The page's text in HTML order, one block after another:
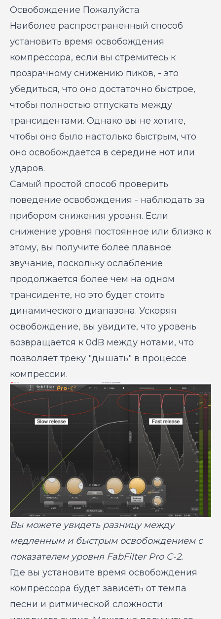
Освобождение Пожалуйста
Наиболее распространенный способ
установить время освобождения
компрессора, если вы стремитесь к
прозрачному снижению пиков, - это
убедиться, что оно достаточно быстрое,
чтобы полностью отпускать между
трансидентами. Однако вы не хотите,
чтобы оно было настолько быстрым, что
оно освобождается в середине нот или
ударов.
Самый простой способ проверить
поведение освобождения - наблюдать за
прибором снижения уровня. Если
снижение уровня постоянное или близко к
этому, вы получите более плавное
звучание, поскольку ослабление
продолжается более чем на одном
трансиденте, но это будет стоить
динамического диапазона. Ускоряя
освобождение, вы увидите, что уровень
возвращается к 0dB между нотами, что
позволяет треку "дышать" в процессе
компрессии.
Вы можете увидеть разницу между
медленным и быстрым освобождением с
показателем уровня FabFilter Pro C-2.
Где вы установите время освобождения
компрессора будет зависеть от темпа
песни и ритмической сложности